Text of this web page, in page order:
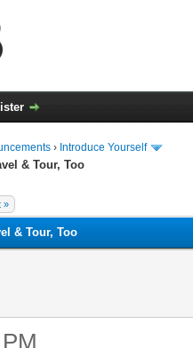
› Introduce Yourself
& Tour, Too
»
& Tour, Too